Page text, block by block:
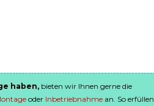
haben, bieten wir Ihnen gerne die
oder Inbetriebnahme an. So erfüllen